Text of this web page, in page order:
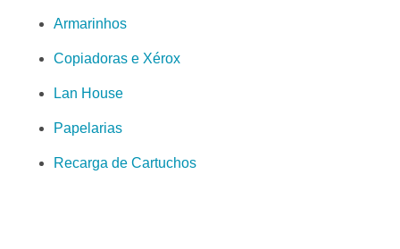
Armarinhos
Copiadoras e Xérox
Lan House
Papelarias
Recarga de Cartuchos